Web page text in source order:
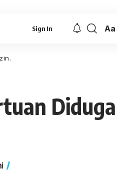
Sign In
Font
Aa
Diduga